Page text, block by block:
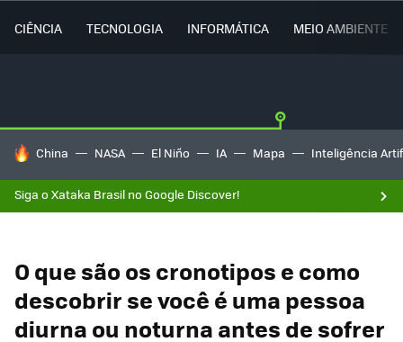
CIÊNCIA TECNOLOGIA INFORMÁTICA MEIO AMBIENTE
TENDÊNCIAS DO DIA
China NASA El Niño IA Mapa Inteligência
Siga o Xataka Brasil no Google Discover!
O que são os cronotipos e como
descobrir se você é uma pessoa
diurna ou noturna antes de sofrer